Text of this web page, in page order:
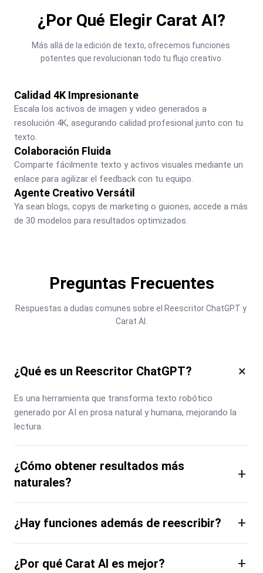
¿Por Qué Elegir Carat AI?
Más allá de la edición de texto, ofrecemos funciones
potentes que revolucionan todo tu flujo creativo.
Calidad 4K Impresionante
Escala los activos de imagen y video generados a
resolución 4K, asegurando calidad profesional junto con tu
texto.
Colaboración Fluida
Comparte fácilmente texto y activos visuales mediante un
enlace para agilizar el feedback con tu equipo.
Agente Creativo Versátil
Ya sean blogs, copys de marketing o guiones, accede a más
de 30 modelos para resultados optimizados.
Preguntas Frecuentes
Respuestas a dudas comunes sobre el Reescritor ChatGPT y
Carat AI.
¿Qué es un Reescritor ChatGPT? ×
Es una herramienta que transforma texto robótico
generado por AI en prosa natural y humana, mejorando la
lectura.
¿Cómo obtener resultados más
naturales?
+
¿Hay funciones además de reescribir? +
¿Por qué Carat AI es mejor? +